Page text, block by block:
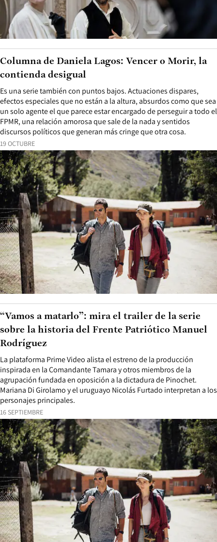
19 OCTUBRE
Es una serie también con puntos bajos. Actuaciones dispares,
efectos especiales que no están a la altura, absurdos como que sea
un solo agente el que parece estar encargado de perseguir a todo el
FPMR, una relación amorosa que sale de la nada y sentidos
discursos políticos que generan más cringe que otra cosa.
Columna de Daniela Lagos: Vencer o Morir, la
contienda desigual
16 SEPTIEMBRE
La plataforma Prime Video alista el estreno de la producción
inspirada en la Comandante Tamara y otros miembros de la
agrupación fundada en oposición a la dictadura de Pinochet.
Mariana Di Girolamo y el uruguayo Nicolás Furtado interpretan a los
personajes principales.
“Vamos a matarlo”: mira el trailer de la serie
sobre la historia del Frente Patriótico Manuel
Rodríguez